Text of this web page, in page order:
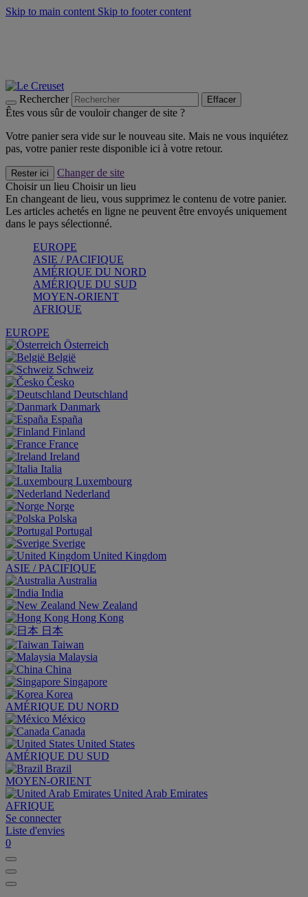
Skip to main content Skip to footer content
Rechercher Effacer
Êtes vous sûr de vouloir changer de site ?
Votre panier sera vide sur le nouveau site. Mais ne vous inquiétez
pas, votre panier reste disponible ici à votre retour.
Rester ici
Changer de site
Choisir un lieu Choisir un lieu
En changeant de lieu, vous supprimez le contenu de votre panier.
Les articles achetés en ligne ne peuvent être envoyés uniquement
dans le pays sélectionné.
EUROPE
ASIE / PACIFIQUE
AMÉRIQUE DU NORD
AMÉRIQUE DU SUD
MOYEN-ORIENT
AFRIQUE
EUROPE
Österreich
België
Schweiz
Česko
Deutschland
Danmark
España
Finland
France
Ireland
Italia
Luxembourg
Nederland
Norge
Polska
Portugal
Sverige
United Kingdom
ASIE / PACIFIQUE
Australia
India
New Zealand
Hong Kong
日本
Taiwan
Malaysia
China
Singapore
Korea
AMÉRIQUE DU NORD
México
Canada
United States
AMÉRIQUE DU SUD
Brazil
MOYEN-ORIENT
United Arab Emirates
AFRIQUE
Se connecter
Liste d'envies
0